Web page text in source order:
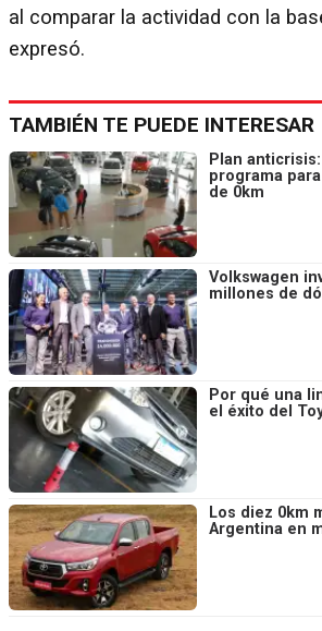
al comparar la actividad con la
expresó.
TAMBIÉN TE PUEDE INTERESAR
Plan
programa
de 0km
Volkswagen
millones de
Por qué una
el éxito del
Los diez 0km
Argentina en